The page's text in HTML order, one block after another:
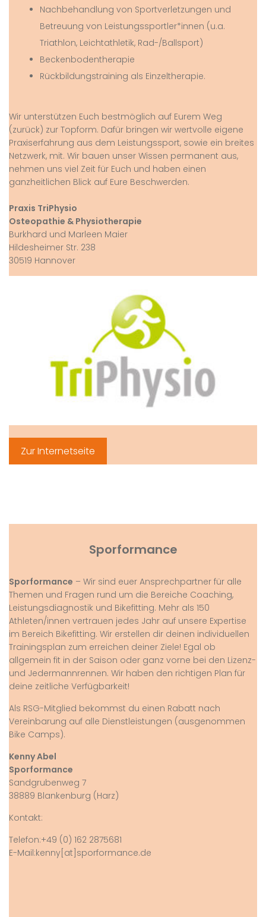
Nachbehandlung von Sportverletzungen und
Betreuung von Leistungssportler*innen (u.a.
Triathlon, Leichtathletik, Rad-/Ballsport)
Beckenbodentherapie
Rückbildungstraining als Einzeltherapie.
Wir unterstützen Euch bestmöglich auf Eurem Weg
(zurück) zur Topform. Dafür bringen wir wertvolle eigene
Praxiserfahrung aus dem Leistungssport, sowie ein breites
Netzwerk, mit. Wir bauen unser Wissen permanent aus,
nehmen uns viel Zeit für Euch und haben einen
ganzheitlichen Blick auf Eure Beschwerden.
Praxis TriPhysio
Osteopathie & Physiotherapie
Burkhard und Marleen Maier
Hildesheimer Str. 238
30519 Hannover
Zur Internetseite
Sporformance
Sporformance – Wir sind euer Ansprechpartner für alle
Themen und Fragen rund um die Bereiche Coaching,
Leistungsdiagnostik und Bikefitting. Mehr als 150
Athleten/innen vertrauen jedes Jahr auf unsere Expertise
im Bereich Bikefitting. Wir erstellen dir deinen individuellen
Trainingsplan zum erreichen deiner Ziele! Egal ob
allgemein fit in der Saison oder ganz vorne bei den Lizenz-
und Jedermannrennen. Wir haben den richtigen Plan für
deine zeitliche Verfügbarkeit!
Als RSG-Mitglied bekommst du einen Rabatt nach
Vereinbarung auf alle Dienstleistungen (ausgenommen
Bike Camps).
Kenny Abel
Sporformance
Sandgrubenweg 7
38889 Blankenburg (Harz)
Kontakt:
Telefon:+49 (0) 162 2875681
E-Mail:kenny[at]sporformance.de